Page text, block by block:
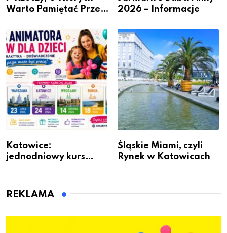
Warto Pamiętać Przed
2026 – Informacje
Katowice:
jednodniowy kurs
dzieci
Śląskie Miami, czyli
Rynek w Katowicach
REKLAMA